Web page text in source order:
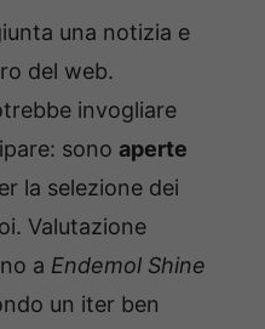
una notizia e
del web.
invogliare
sono aperte
la selezione dei
Valutazione
a Endemol Shine
un iter ben